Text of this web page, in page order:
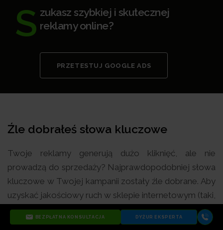
S zukasz szybkiej i skutecznej
reklamy online?
PRZETESTUJ GOOGLE ADS
Źle dobrałeś słowa kluczowe
Twoje reklamy generują dużo kliknięć, ale nie
prowadzą do sprzedaży? Najprawdopodobniej słowa
kluczowe w Twojej kampanii zostały źle dobrane. Aby
uzyskać jakościowy ruch w sklepie internetowym (taki,
który generuje konwersje),upewnij się, że wybrane
przez Ciebie słowa są doprecyzowane i dobrze
BEZPŁATNA KONSULTACJA DYŻUR EKSPERTA